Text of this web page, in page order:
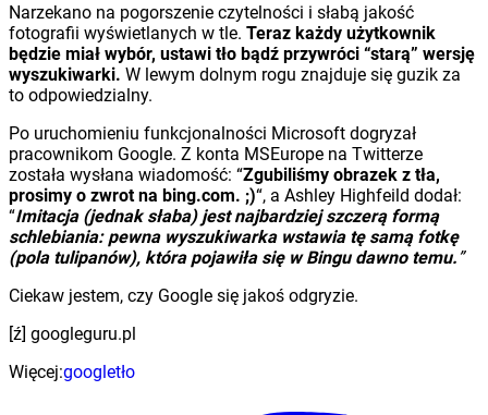
Narzekano na pogorszenie czytelności i słabą jakość
fotografii wyświetlanych w tle. Teraz każdy użytkownik
będzie miał wybór, ustawi tło bądź przywróci “starą” wersję
wyszukiwarki. W lewym dolnym rogu znajduje się guzik za
to odpowiedzialny.
Po uruchomieniu funkcjonalności Microsoft dogryzał
pracownikom Google. Z konta MSEurope na Twitterze
została wysłana wiadomość: “Zgubiliśmy obrazek z tła,
prosimy o zwrot na bing.com. ;)“, a Ashley Highfeild dodał:
“Imitacja (jednak słaba) jest najbardziej szczerą formą
schlebiania: pewna wyszukiwarka wstawia tę samą fotkę
(pola tulipanów), która pojawiła się w Bingu dawno temu.”
Ciekaw jestem, czy Google się jakoś odgryzie.
[ź] googleguru.pl
Więcej:googletło